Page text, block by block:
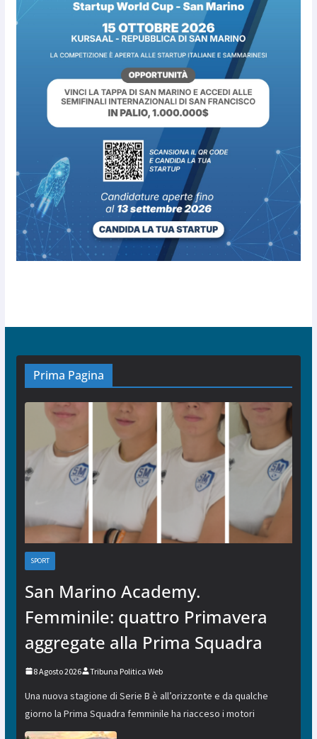
Prima Pagina
SPORT
San Marino Academy.
Femminile: quattro Primavera
aggregate alla Prima Squadra
8 Agosto 2026 Tribuna Politica Web
Una nuova stagione di Serie B è all’orizzonte e da qualche
giorno la Prima Squadra femminile ha riacceso i motori